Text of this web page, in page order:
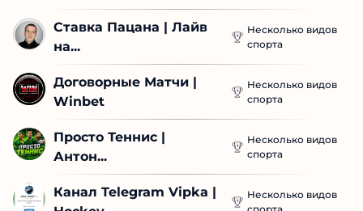
Ставка Пацана | Лайв
на...
Несколько видов
спорта
Договорные Матчи |
Winbet
Несколько видов
спорта
Просто Теннис |
Антон...
Несколько видов
спорта
Канал Telegram Vipka |
Несколько видов